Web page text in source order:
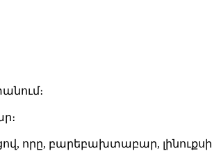
որը, բարեբախտաբար, լինուքսի